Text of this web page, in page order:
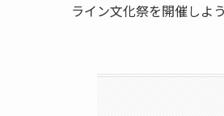
ライン文化祭を開催しよ